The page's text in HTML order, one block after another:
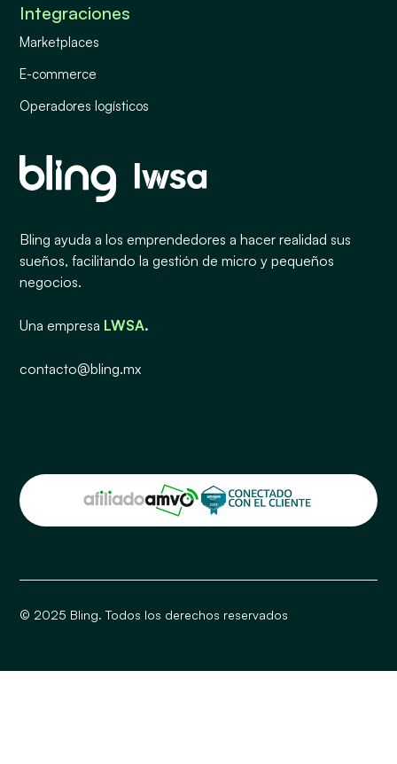
Bling ayuda a los emprendedores a hacer realidad sus
sueños, facilitando la gestión de micro y pequeños
negocios.
Una empresa LWSA.
contacto@bling.mx
Integraciones
Marketplaces
E-commerce
Operadores logísticos
© 2025 Bling. Todos los derechos reservados